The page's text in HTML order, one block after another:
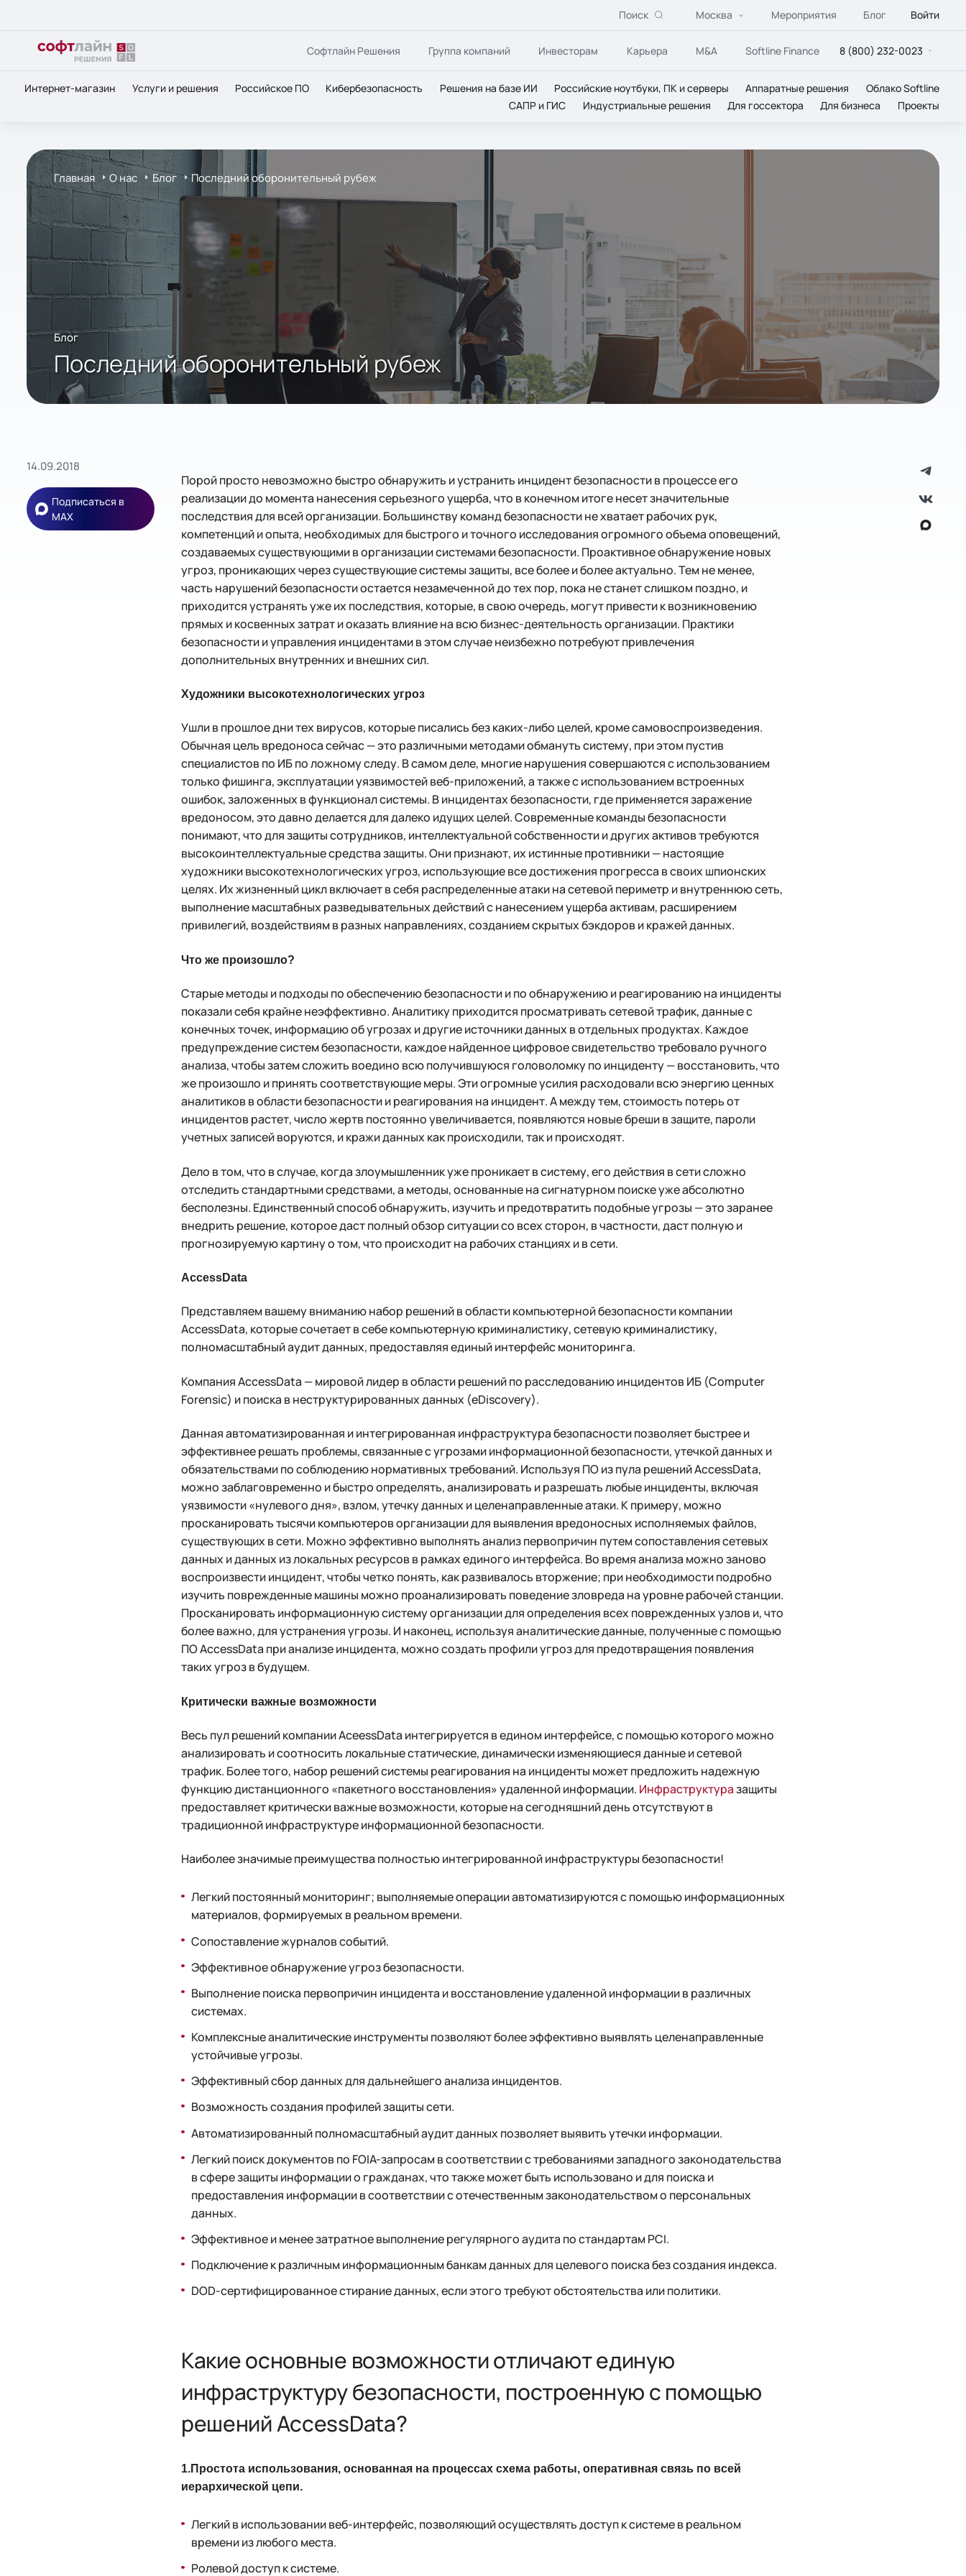
Поиск Москва Мероприятия Блог Войти
Софтлайн Решения Группа компаний Инвесторам Карьера M&A Softline Finance 8 (800) 232-0023
Интернет-магазин Услуги и решения Российское ПО Кибербезопасность Решения на базе ИИ Российские ноутбуки, ПК и серверы Аппаратные решения
Облако Softline
САПР и ГИС
Индустриальные решения Для госсектора Для бизнеса Проекты
Главная О нас Блог Последний оборонительный рубеж
Блог
Последний оборонительный рубеж
14.09.2018
Подписаться в
MAX
Порой просто невозможно быстро обнаружить и устранить инцидент безопасности в процессе его
реализации до момента нанесения серьезного ущерба, что в конечном итоге несет значительные
последствия для всей организации. Большинству команд безопасности не хватает рабочих рук,
компетенций и опыта, необходимых для быстрого и точного исследования огромного объема оповещений,
создаваемых существующими в организации системами безопасности. Проактивное обнаружение новых
угроз, проникающих через существующие системы защиты, все более и более актуально. Тем не менее,
часть нарушений безопасности остается незамеченной до тех пор, пока не станет слишком поздно, и
приходится устранять уже их последствия, которые, в свою очередь, могут привести к возникновению
прямых и косвенных затрат и оказать влияние на всю бизнес-деятельность организации. Практики
безопасности и управления инцидентами в этом случае неизбежно потребуют привлечения
дополнительных внутренних и внешних сил.
Художники высокотехнологических угроз
Ушли в прошлое дни тех вирусов, которые писались без каких-либо целей, кроме самовоспроизведения.
Обычная цель вредоноса сейчас — это различными методами обмануть систему, при этом пустив
специалистов по ИБ по ложному следу. В самом деле, многие нарушения совершаются с использованием
только фишинга, эксплуатации уязвимостей веб-приложений, а также с использованием встроенных
ошибок, заложенных в функционал системы. В инцидентах безопасности, где применяется заражение
вредоносом, это давно делается для далеко идущих целей. Современные команды безопасности
понимают, что для защиты сотрудников, интеллектуальной собственности и других активов требуются
высокоинтеллектуальные средства защиты. Они признают, их истинные противники — настоящие
художники высокотехнологических угроз, использующие все достижения прогресса в своих шпионских
целях. Их жизненный цикл включает в себя распределенные атаки на сетевой периметр и внутреннюю сеть,
выполнение масштабных разведывательных действий с нанесением ущерба активам, расширением
привилегий, воздействиям в разных направлениях, созданием скрытых бэкдоров и кражей данных.
Что же произошло?
Старые методы и подходы по обеспечению безопасности и по обнаружению и реагированию на инциденты
показали себя крайне неэффективно. Аналитику приходится просматривать сетевой трафик, данные с
конечных точек, информацию об угрозах и другие источники данных в отдельных продуктах. Каждое
предупреждение систем безопасности, каждое найденное цифровое свидетельство требовало ручного
анализа, чтобы затем сложить воедино всю получившуюся головоломку по инциденту — восстановить, что
же произошло и принять соответствующие меры. Эти огромные усилия расходовали всю энергию ценных
аналитиков в области безопасности и реагирования на инцидент. А между тем, стоимость потерь от
инцидентов растет, число жертв постоянно увеличивается, появляются новые бреши в защите, пароли
учетных записей воруются, и кражи данных как происходили, так и происходят.
Дело в том, что в случае, когда злоумышленник уже проникает в систему, его действия в сети сложно
отследить стандартными средствами, а методы, основанные на сигнатурном поиске уже абсолютно
бесполезны. Единственный способ обнаружить, изучить и предотвратить подобные угрозы — это заранее
внедрить решение, которое даст полный обзор ситуации со всех сторон, в частности, даст полную и
прогнозируемую картину о том, что происходит на рабочих станциях и в сети.
AccessData
Представляем вашему вниманию набор решений в области компьютерной безопасности компании
AccessData, которые сочетает в себе компьютерную криминалистику, сетевую криминалистику,
полномасштабный аудит данных, предоставляя единый интерфейс мониторинга.
Компания AccessData — мировой лидер в области решений по расследованию инцидентов ИБ (Computer
Forensic) и поиска в неструктурированных данных (eDiscovery).
Данная автоматизированная и интегрированная инфраструктура безопасности позволяет быстрее и
эффективнее решать проблемы, связанные с угрозами информационной безопасности, утечкой данных и
обязательствами по соблюдению нормативных требований. Используя ПО из пула решений AccessData,
можно заблаговременно и быстро определять, анализировать и разрешать любые инциденты, включая
уязвимости «нулевого дня», взлом, утечку данных и целенаправленные атаки. К примеру, можно
просканировать тысячи компьютеров организации для выявления вредоносных исполняемых файлов,
существующих в сети. Можно эффективно выполнять анализ первопричин путем сопоставления сетевых
данных и данных из локальных ресурсов в рамках единого интерфейса. Во время анализа можно заново
воспроизвести инцидент, чтобы четко понять, как развивалось вторжение; при необходимости подробно
изучить поврежденные машины можно проанализировать поведение зловреда на уровне рабочей станции.
Просканировать информационную систему организации для определения всех поврежденных узлов и, что
более важно, для устранения угрозы. И наконец, используя аналитические данные, полученные с помощью
ПО AccessData при анализе инцидента, можно создать профили угроз для предотвращения появления
таких угроз в будущем.
Критически важные возможности
Весь пул решений компании AceessData интегрируется в едином интерфейсе, с помощью которого можно
анализировать и соотносить локальные статические, динамически изменяющиеся данные и сетевой
трафик. Более того, набор решений системы реагирования на инциденты может предложить надежную
функцию дистанционного «пакетного восстановления» удаленной информации. Инфраструктуразащиты
предоставляет критически важные возможности, которые на сегодняшний день отсутствуют в
традиционной инфраструктуре информационной безопасности.
Наиболее значимые преимущества полностью интегрированной инфраструктуры безопасности!
Легкий постоянный мониторинг; выполняемые операции автоматизируются с помощью информационных
материалов, формируемых в реальном времени.
Сопоставление журналов событий.
Эффективное обнаружение угроз безопасности.
Выполнение поиска первопричин инцидента и восстановление удаленной информации в различных
системах.
Комплексные аналитические инструменты позволяют более эффективно выявлять целенаправленные
устойчивые угрозы.
Эффективный сбор данных для дальнейшего анализа инцидентов.
Возможность создания профилей защиты сети.
Автоматизированный полномасштабный аудит данных позволяет выявить утечки информации.
Легкий поиск документов по FOIA-запросам в соответствии с требованиями западного законодательства
в сфере защиты информации о гражданах, что также может быть использовано и для поиска и
предоставления информации в соответствии с отечественным законодательством о персональных
данных.
Эффективное и менее затратное выполнение регулярного аудита по стандартам PCI.
Подключение к различным информационным банкам данных для целевого поиска без создания индекса.
DOD-сертифицированное стирание данных, если этого требуют обстоятельства или политики.
Какие основные возможности отличают единую
инфраструктуру безопасности, построенную с помощью
решений AccessData?
1.Простота использования, основанная на процессах схема работы, оперативная связь по всей
иерархической цепи.
Легкий в использовании веб-интерфейс, позволяющий осуществлять доступ к системе в реальном
времени из любого места.
Ролевой доступ к системе.